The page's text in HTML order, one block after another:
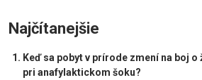
Najčítanejšie
Keď sa pobyt v prírode zmení na boj
pri anafylaktickom šoku?